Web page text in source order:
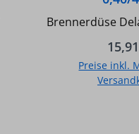
Brennerdüse
Preise inkl.